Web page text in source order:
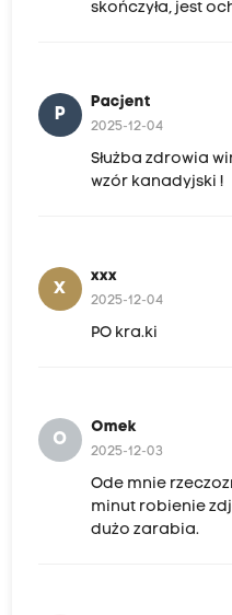
skończyła, jest
P
Pacjent
2025-12-04
Służba zdrowia
wzór kanadyjski !
X
xxx
2025-12-04
PO kra.ki
O
Omek
2025-12-03
Ode mnie
minut robienie
dużo zarabia.